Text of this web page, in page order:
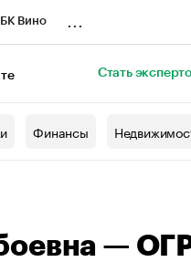
Вино
Стать
Финансы
—